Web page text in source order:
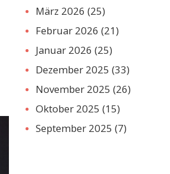
März 2026 (25)
Februar 2026 (21)
Januar 2026 (25)
Dezember 2025 (33)
November 2025 (26)
Oktober 2025 (15)
September 2025 (7)